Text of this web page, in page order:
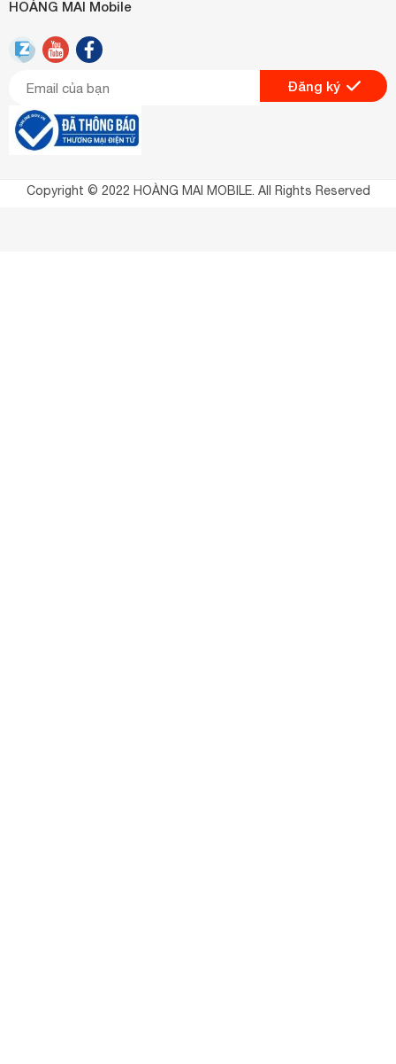
HOÀNG MAI Mobile
Đăng ký
Copyright © 2022 HOÀNG MAI MOBILE. All Rights Reserved